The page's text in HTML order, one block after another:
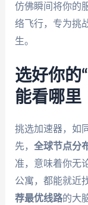
仿佛瞬间将你的
络飞行，专为挑
生。
选好你的
能看哪里
挑选加速器，如
先， 全球节点分
准，意味着你无
公寓，都能就近
荐最优线路的大